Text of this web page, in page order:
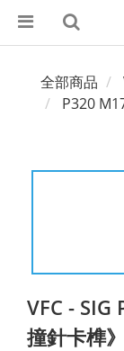
全部商品
P320
VFC -
撞針卡榫